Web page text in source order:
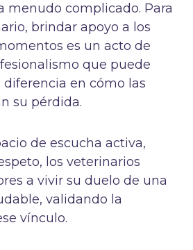
menudo complicado. Para
brindar apoyo a los
es un acto de
que puede
en cómo las
su pérdida.
de escucha activa,
los veterinarios
a vivir su duelo de una
validando la
vínculo.